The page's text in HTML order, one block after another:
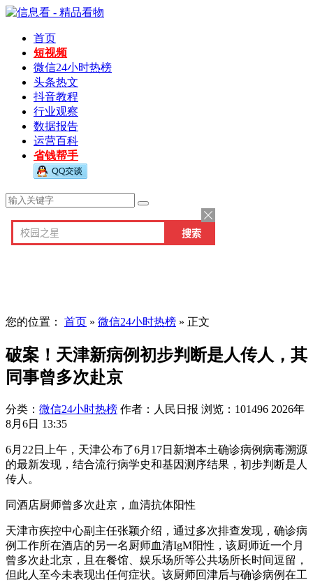
首页
短视频
微信24小时热榜
头条热文
抖音教程
行业观察
数据报告
运营百科
省钱帮手
您的位置： 首页 » 微信24小时热榜 » 正文
破案！天津新病例初步判断是人传人，其
同事曾多次赴京
分类： 微信24小时热榜 作者：人民日报 浏览：101496 2026年
8月6日 13:35
6月22日上午，天津公布了6月17日新增本土确诊病例病毒溯源
的最新发现，结合流行病学史和基因测序结果，初步判断是人
传人。
同酒店厨师曾多次赴京，血清抗体阳性
天津市疾控中心副主任张颖介绍，通过多次排查发现，确诊病
例工作所在酒店的另一名厨师血清IgM阳性，该厨师近一个月
曾多次赴北京，且在餐馆、娱乐场所等公共场所长时间逗留，
但此人至今未表现出任何症状。该厨师回津后与确诊病例在工